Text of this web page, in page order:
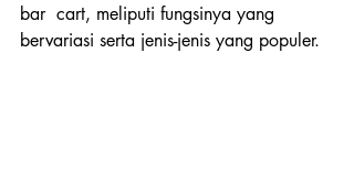
bar  cart, meliputi fungsinya yang
bervariasi serta jenis-jenis yang populer.